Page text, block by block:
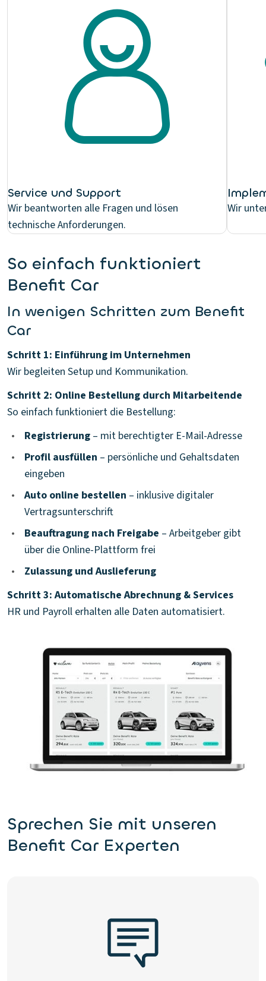
Service und Support
Wir beantworten alle Fragen und lösen
technische Anforderungen.
Wir
So einfach funktioniert
Benefit Car
In wenigen Schritten zum Benefit
Car
Schritt 1: Einführung im Unternehmen
Wir begleiten Setup und Kommunikation.
Schritt 2: Online Bestellung durch Mitarbeitende
So einfach funktioniert die Bestellung:
•
Registrierung – mit berechtigter E-Mail-Adresse
•
Profil ausfüllen – persönliche und Gehaltsdaten
eingeben
•
Auto online bestellen – inklusive digitaler
Vertragsunterschrift
•
Beauftragung nach Freigabe – Arbeitgeber gibt
über die Online-Plattform frei
•
Zulassung und Auslieferung
Schritt 3: Automatische Abrechnung & Services
HR und Payroll erhalten alle Daten automatisiert.
Sprechen Sie mit unseren
Benefit Car Experten